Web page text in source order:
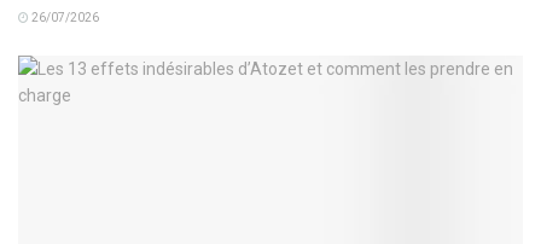
26/07/2026